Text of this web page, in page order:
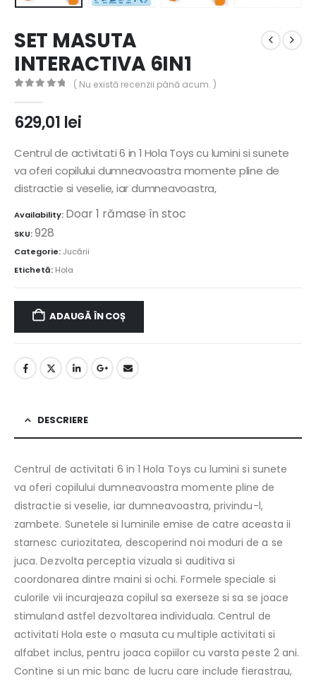
SET MASUTA
INTERACTIVA 6IN1
( Nu există recenzii până acum. )
629,01 lei
Centrul de activitati 6 in 1 Hola Toys cu lumini si sunete
va oferi copilului dumneavoastra momente pline de
distractie si veselie, iar dumneavoastra,
Availability: Doar 1 rămase în stoc
SKU:928
Categorie:Jucării
Etichetă: Hola
ADAUGĂ ÎN COȘ
DESCRIERE
Centrul de activitati 6 in 1 Hola Toys cu lumini si sunete
va oferi copilului dumneavoastra momente pline de
distractie si veselie, iar dumneavoastra, privindu-l,
zambete. Sunetele si luminile emise de catre aceasta ii
starnesc curiozitatea, descoperind noi moduri de a se
juca. Dezvolta perceptia vizuala si auditiva si
coordonarea dintre maini si ochi. Formele speciale si
culorile vii incurajeaza copilul sa exerseze si sa se joace
stimuland astfel dezvoltarea individuala. Centrul de
activitati Hola este o masuta cu multiple activitati si
alfabet inclus, pentru joaca copiilor cu varsta peste 2 ani.
Contine si un mic banc de lucru care include fierastrau,